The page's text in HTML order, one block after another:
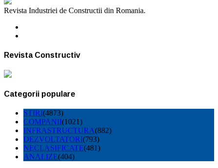
Revista Industriei de Constructii din Romania.
Revista Constructiv
Categorii populare
STIRI(4873)
COMPANII(1021)
INFRASTRUCTURA(882)
DEZVOLTATORI(793)
NECLASIFICATE(481)
ANALIZE(404)